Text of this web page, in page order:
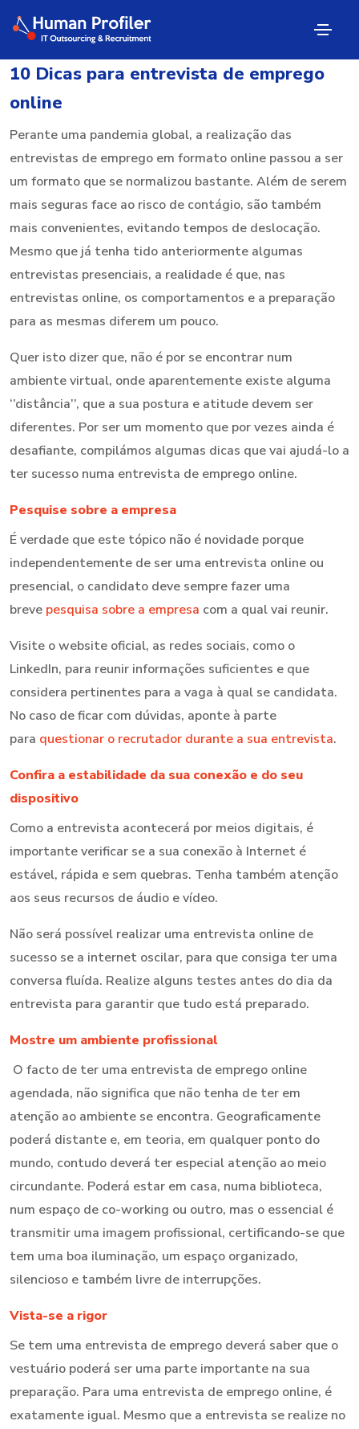
10 Dicas para entrevista de emprego
online
Perante uma pandemia global, a realização das
entrevistas de emprego em formato online passou a ser
um formato que se normalizou bastante. Além de serem
mais seguras face ao risco de contágio, são também
mais convenientes, evitando tempos de deslocação.
Mesmo que já tenha tido anteriormente algumas
entrevistas presenciais, a realidade é que, nas
entrevistas online, os comportamentos e a preparação
para as mesmas diferem um pouco.
Quer isto dizer que, não é por se encontrar num
ambiente virtual, onde aparentemente existe alguma
‘’distância’’, que a sua postura e atitude devem ser
diferentes. Por ser um momento que por vezes ainda é
desafiante, compilámos algumas dicas que vai ajudá-lo a
ter sucesso numa entrevista de emprego online.
Pesquise sobre a empresa
É verdade que este tópico não é novidade porque
independentemente de ser uma entrevista online ou
presencial, o candidato deve sempre fazer uma
breve pesquisa sobre a empresa com a qual vai reunir.
Visite o website oficial, as redes sociais, como o
LinkedIn, para reunir informações suficientes e que
considera pertinentes para a vaga à qual se candidata.
No caso de ficar com dúvidas, aponte à parte
para questionar o recrutador durante a sua entrevista.
Confira a estabilidade da sua conexão e do seu
dispositivo
Como a entrevista acontecerá por meios digitais, é
importante verificar se a sua conexão à Internet é
estável, rápida e sem quebras. Tenha também atenção
aos seus recursos de áudio e vídeo.
Não será possível realizar uma entrevista online de
sucesso se a internet oscilar, para que consiga ter uma
conversa fluída. Realize alguns testes antes do dia da
entrevista para garantir que tudo está preparado.
Mostre um ambiente profissional
O facto de ter uma entrevista de emprego online
agendada, não significa que não tenha de ter em
atenção ao ambiente se encontra. Geograficamente
poderá distante e, em teoria, em qualquer ponto do
mundo, contudo deverá ter especial atenção ao meio
circundante. Poderá estar em casa, numa biblioteca,
num espaço de co-working ou outro, mas o essencial é
transmitir uma imagem profissional, certificando-se que
tem uma boa iluminação, um espaço organizado,
silencioso e também livre de interrupções.
Vista-se a rigor
Se tem uma entrevista de emprego deverá saber que o
vestuário poderá ser uma parte importante na sua
preparação. Para uma entrevista de emprego online, é
exatamente igual. Mesmo que a entrevista se realize no